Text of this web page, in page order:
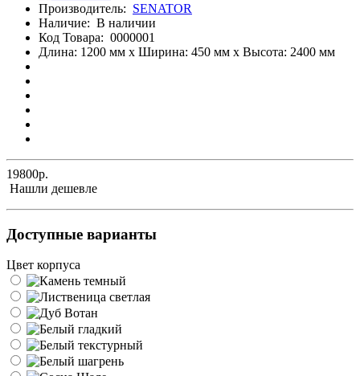
Производитель: SENATOR
Наличие: В наличии
Код Товара: 0000001
Длина: 1200 мм x Ширина: 450 мм x Высота: 2400 мм
19800р.
Нашли дешевле
Доступные варианты
Цвет корпуса